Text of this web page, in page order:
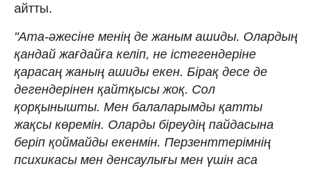
айтты.
"Ата-әжесіне менің де жаным ашиды. Олардың
қандай жағдайға келіп, не істегендеріне
қарасаң жаның ашиды екен. Бірақ десе де
дегендерінен қайтқысы жоқ. Сол
қорқынышты. Мен балаларымды қатты
жақсы көремін. Оларды біреудің пайдасына
беріп қоймайды екенмін. Перзенттерімнің
психикасы мен денсаулығы мен үшін аса